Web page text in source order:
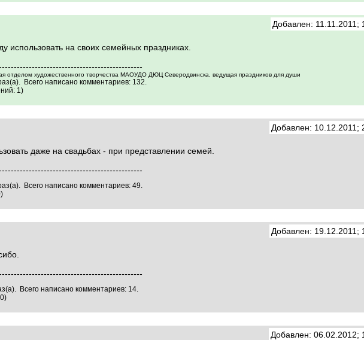
Добавлен: 11.11.2011;
использовать на своих семейных праздниках.
отделом художественного творчества МАОУДО ДЮЦ Северодвинска, ведущая праздников для души
Всего написано комментариев: 132.
1)
Добавлен: 10.12.2011;
даже на свадьбах - при представлении семей.
Всего написано комментариев: 49.
Добавлен: 19.12.2011;
Всего написано комментариев: 14.
Добавлен: 06.02.2012;